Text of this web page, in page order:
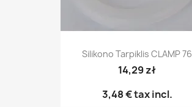
Silikono Tarpiklis CLAMP 76
14,29 zł
3,48 €tax incl.